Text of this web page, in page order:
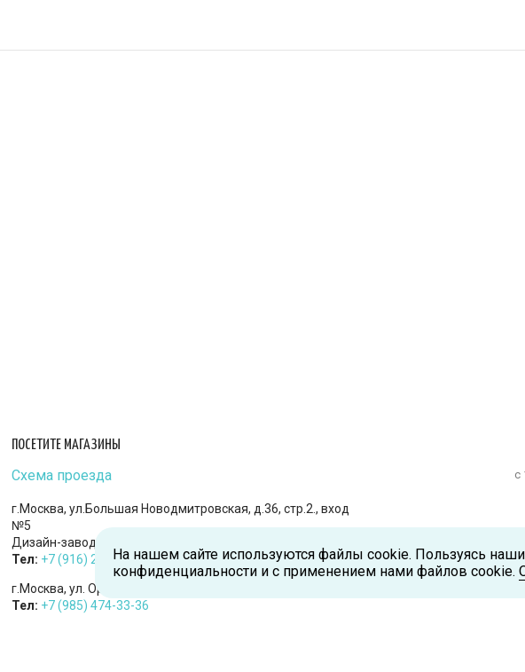
ПОСЕТИТЕ МАГАЗИНЫ
Схема проезда
г.Москва, ул.Большая Новодмитровская, д.36, стр.2., вход
№5
Дизайн-завод «FLACON»
Тел: +7 (916) 215-94-95
г.Москва, ул. Орджоникидзе, д.9, к.1
Тел: +7 (985) 474-33-36
с
На нашем сайте используются файлы cookie. Пользуясь
конфиденциальности и с применением нами файлов cookie.